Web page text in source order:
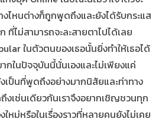
งไหนต่างก็ถูกพูดถึงและยังได้รับกระแส
ที่ไม่สามารถจะละสายตาไปได้เลย
ในตัวตนของเธอนั้นยิ่งทำให้เธอได้
กในปัจจุบันนี้นั่นเองและไม่เพียงแค่
เป็นที่พูดถึงอย่างมากนิสัยและท่าทาง
งเช่นเดียวกันเราจึงอยากเชิญชวนทุก
หม่หรือในเรื่องราวที่หลายคนยังไม่เคย